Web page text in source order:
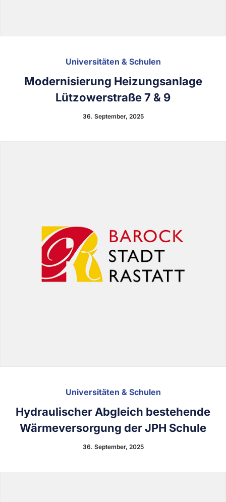
Universitäten & Schulen
Modernisierung Heizungsanlage
Lützowerstraße 7 & 9
36. September, 2025
Universitäten & Schulen
Hydraulischer Abgleich bestehende
Wärmeversorgung der JPH Schule
36. September, 2025